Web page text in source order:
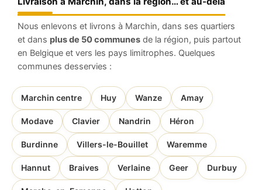
Nous enlevons et livrons à Marchin, dans ses quartiers
et dans plus de 50 communes de la région, puis partout
en Belgique et vers les pays limitrophes. Quelques
communes desservies :
Marchin centre Huy Wanze Amay
Modave Clavier Nandrin Héron
Burdinne Villers-le-Bouillet Waremme
Hannut Braives Verlaine Geer Durbuy